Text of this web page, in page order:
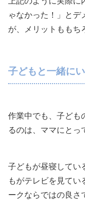
ゃなかった！」とデ
が、メリットももち
子どもと一緒に
作業中でも、子ども
るのは、ママにとっ
子どもが昼寝してい
もがテレビを見てい
ークならではの良さ